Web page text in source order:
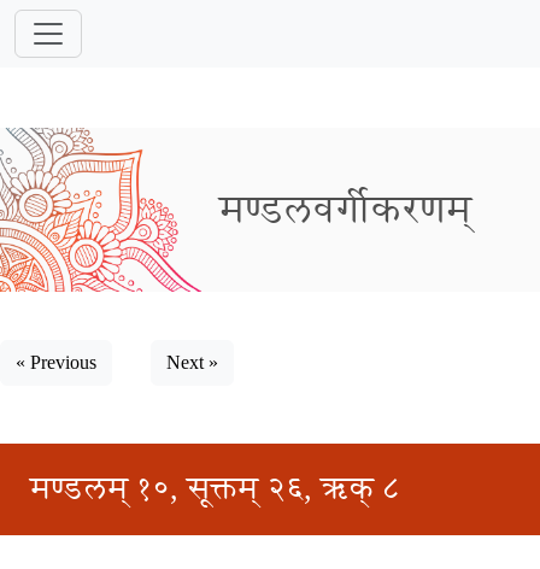
मण्डलवर्गीकरणम्
« Previous Next »
मण्डलम् १०, सूक्तम् २६, ऋक् ८